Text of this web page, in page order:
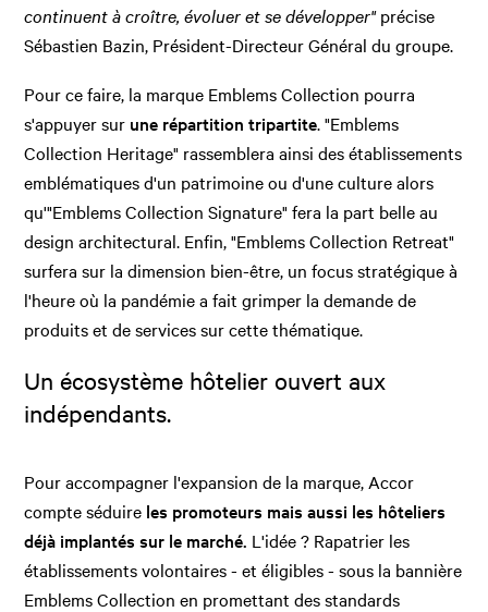
continuent à croître, évoluer et se développer"précise
Sébastien Bazin, Président-Directeur Général du groupe.
Pour ce faire, la marque Emblems Collection pourra
s'appuyer sur une répartition tripartite. "Emblems
Collection Heritage" rassemblera ainsi des établissements
emblématiques d'un patrimoine ou d'une culture alors
qu'"Emblems Collection Signature" fera la part belle au
design architectural. Enfin, "Emblems Collection Retreat"
surfera sur la dimension bien-être, un focus stratégique à
l'heure où la pandémie a fait grimper la demande de
produits et de services sur cette thématique.
Un écosystème hôtelier ouvert aux
indépendants.
Pour accompagner l'expansion de la marque, Accor
compte séduire les promoteurs mais aussi les hôteliers
déjà implantés sur le marché. L'idée ? Rapatrier les
établissements volontaires - et éligibles - sous la bannière
Emblems Collection en promettant des standards